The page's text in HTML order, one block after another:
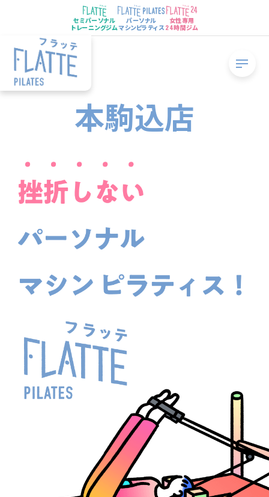
セミパーソナル
トレーニングジム
パーソナル
マシンピラティス
女性専用
24時間ジム
本駒込店